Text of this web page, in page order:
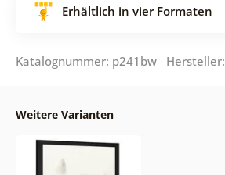
Erhältlich in vier Formaten
Katalognummer: p241bw Hersteller:
Weitere Varianten